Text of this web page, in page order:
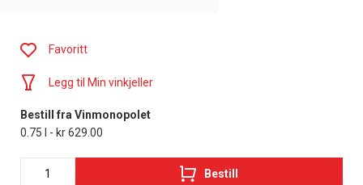
Favoritt
Legg til Min vinkjeller
Bestill fra Vinmonopolet
0.75 l - kr 629.00
Bestill